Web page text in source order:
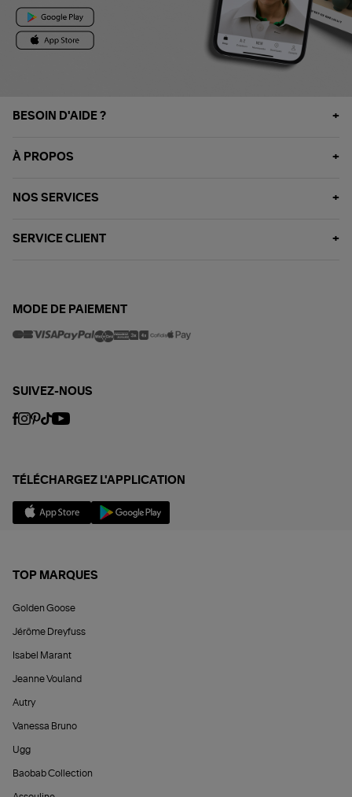
BESOIN D'AIDE ?
À PROPOS
NOS SERVICES
SERVICE CLIENT
MODE DE PAIEMENT
SUIVEZ-NOUS
TÉLÉCHARGEZ L'APPLICATION
TOP MARQUES
Golden Goose
Jérôme Dreyfuss
Isabel Marant
Jeanne Vouland
Autry
Vanessa Bruno
Ugg
Baobab Collection